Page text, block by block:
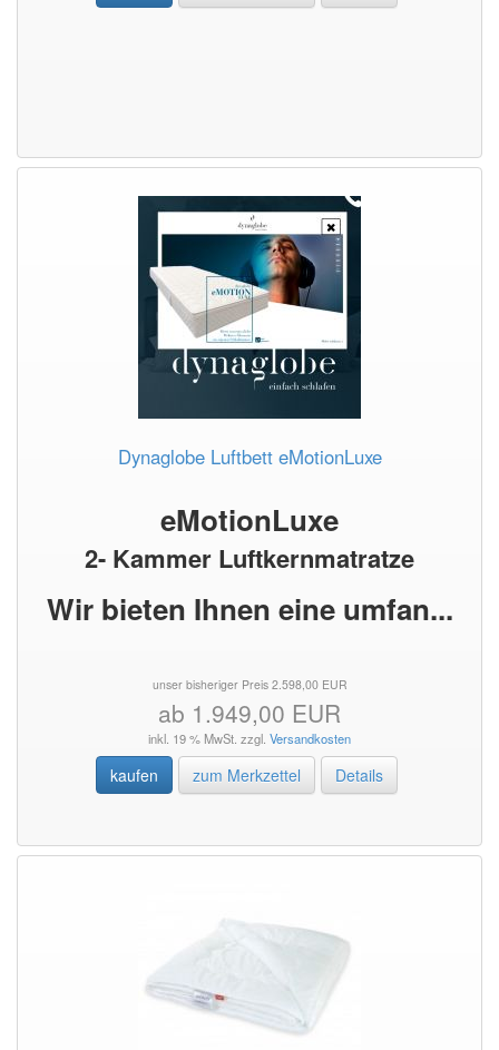
Dynaglobe Luftbett eMotionLuxe
eMotionLuxe
2- Kammer Luftkernmatratze
Wir bieten Ihnen eine umfan...
unser bisheriger Preis 2.598,00 EUR
ab 1.949,00 EUR
inkl. 19 % MwSt. zzgl. Versandkosten
kaufen zum Merkzettel Details